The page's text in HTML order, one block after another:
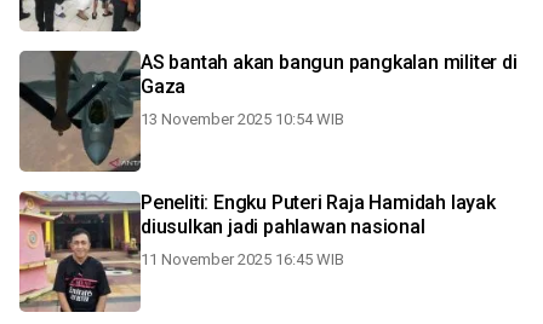
AS bantah akan bangun pangkalan militer di
Gaza
13 November 2025 10:54 WIB
Peneliti: Engku Puteri Raja Hamidah layak
diusulkan jadi pahlawan nasional
11 November 2025 16:45 WIB